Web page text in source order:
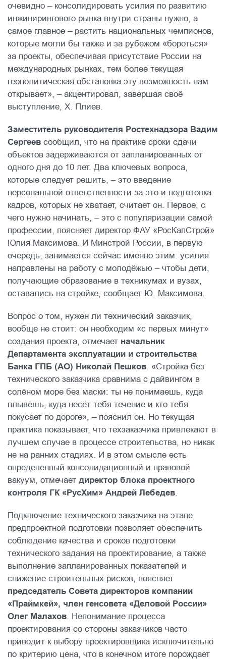
очевидно – консолидировать усилия по развитию
инжинирингового рынка внутри страны нужно, а
самое главное – растить национальных чемпионов,
которые могли бы также и за рубежом «бороться»
за проекты, обеспечивая присутствие России на
международных рынках, тем более текущая
геополитическая обстановка эту возможность нам
открывает», – акцентировал, завершая своё
выступление, Х. Плиев.
Заместитель руководителя Ростехнадзора Вадим
Сергеев сообщил, что на практике сроки сдачи
объектов задерживаются от запланированных от
одного дня до 10 лет. Два ключевых вопроса,
которые следует решить, – это введение
персональной ответственности за это и подготовка
кадров, которых не хватает, считает он. Первое, с
чего нужно начинать, – это с популяризации самой
профессии, поясняет директор ФАУ «РосКапСтрой»
Юлия Максимова. И Минстрой России, в первую
очередь, занимается сейчас именно этим: усилия
направлены на работу с молодёжью – чтобы дети,
получающие образование в техникумах и вузах,
оставались на стройке, сообщает Ю. Максимова.
Вопрос о том, нужен ли технический заказчик,
вообще не стоит: он необходим «с первых минут»
создания проекта, отмечает начальник
Департамента эксплуатации и строительства
Банка ГПБ (АО) Николай Пешков. «Стройка без
технического заказчика сравнима с дайвингом в
солёном море без маски: ты не понимаешь, куда
плывёшь, куда несёт тебя течение и кто тебя
покусает по дороге», – пояснил он. Но текущая
практика показывает, что техзаказчика привлекают в
лучшем случае в процессе строительства, но никак
не на ранних стадиях. И в этом смысле есть
определённый консолидационный и правовой
вакуум, отмечает директор блока проектного
контроля ГК «РусХим» Андрей Лебедев.
Подключение технического заказчика на этапе
предпроектной подготовки позволяет обеспечить
соблюдение качества и сроков подготовки
технического задания на проектирование, а также
выполнение запланированных показателей и
снижение строительных рисков, поясняет
председатель Совета директоров компании
«Праймкей», член генсовета «Деловой России»
Олег Малахов. Непонимание процесса
проектирования со стороны заказчиков часто
приводит к выбору проектировщика исключительно
по критерию цена, что в конечном итоге порождает